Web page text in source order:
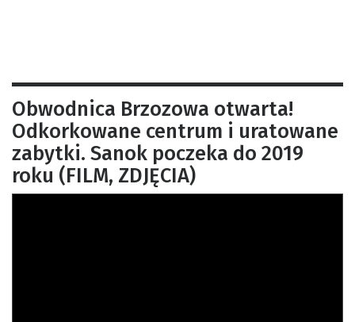
Obwodnica Brzozowa otwarta!
Odkorkowane centrum i uratowane
zabytki. Sanok poczeka do 2019
roku (FILM, ZDJĘCIA)